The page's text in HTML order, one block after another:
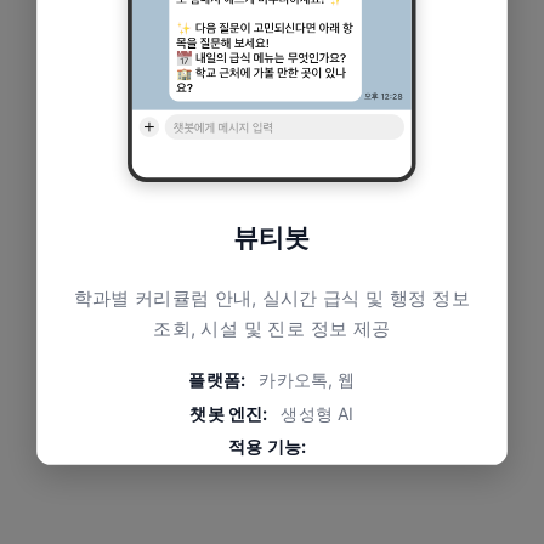
뷰티봇
학과별 커리큘럼 안내, 실시간 급식 및 행정 정보
조회, 시설 및 진로 정보 제공
플랫폼:
카카오톡, 웹
챗봇 엔진:
생성형 AI
적용 기능: